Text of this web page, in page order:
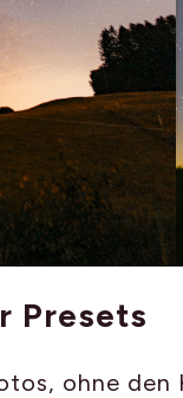
Presets
ohne